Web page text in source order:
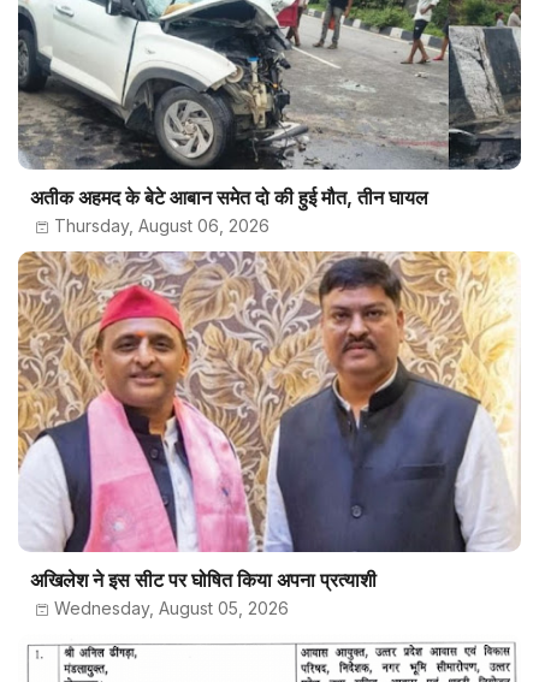
अतीक अहमद के बेटे आबान समेत दो की हुई मौत, तीन घायल
Thursday, August 06, 2026
अखिलेश ने इस सीट पर घोषित किया अपना प्रत्याशी
Wednesday, August 05, 2026